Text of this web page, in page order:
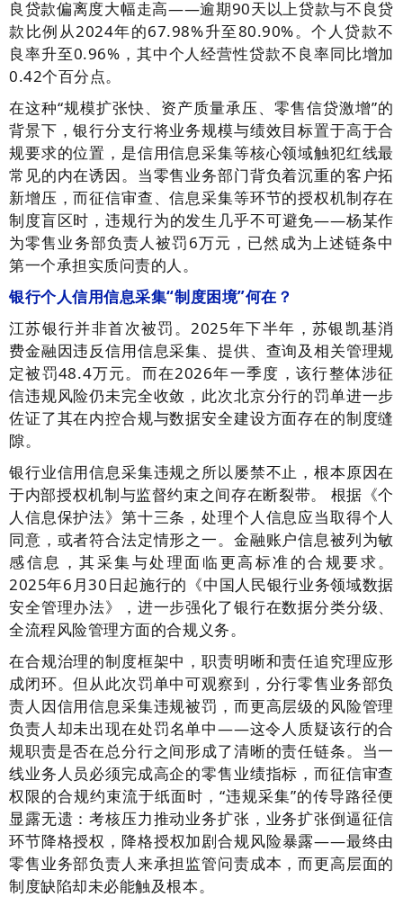
良贷款偏离度大幅走高——逾期90天以上贷款与不良贷
款比例从2024年的67.98%升至80.90%。个人贷款不
良率升至0.96%，其中个人经营性贷款不良率同比增加
0.42个百分点。
在这种“规模扩张快、资产质量承压、零售信贷激增”的
背景下，银行分支行将业务规模与绩效目标置于高于合
规要求的位置，是信用信息采集等核心领域触犯红线最
常见的内在诱因。当零售业务部门背负着沉重的客户拓
新增压，而征信审查、信息采集等环节的授权机制存在
制度盲区时，违规行为的发生几乎不可避免——杨某作
为零售业务部负责人被罚6万元，已然成为上述链条中
第一个承担实质问责的人。
银行个人信用信息采集“制度困境”何在？
江苏银行并非首次被罚。2025年下半年，苏银凯基消
费金融因违反信用信息采集、提供、查询及相关管理规
定被罚48.4万元。而在2026年一季度，该行整体涉征
信违规风险仍未完全收敛，此次北京分行的罚单进一步
佐证了其在内控合规与数据安全建设方面存在的制度缝
隙。
银行业信用信息采集违规之所以屡禁不止，根本原因在
于内部授权机制与监督约束之间存在断裂带。 根据《个
人信息保护法》第十三条，处理个人信息应当取得个人
同意，或者符合法定情形之一。金融账户信息被列为敏
感信息，其采集与处理面临更高标准的合规要求。
2025年6月30日起施行的《中国人民银行业务领域数据
安全管理办法》，进一步强化了银行在数据分类分级、
全流程风险管理方面的合规义务。
在合规治理的制度框架中，职责明晰和责任追究理应形
成闭环。但从此次罚单中可观察到，分行零售业务部负
责人因信用信息采集违规被罚，而更高层级的风险管理
负责人却未出现在处罚名单中——这令人质疑该行的合
规职责是否在总分行之间形成了清晰的责任链条。当一
线业务人员必须完成高企的零售业绩指标，而征信审查
权限的合规约束流于纸面时，“违规采集”的传导路径便
显露无遗：考核压力推动业务扩张，业务扩张倒逼征信
环节降格授权，降格授权加剧合规风险暴露——最终由
零售业务部负责人来承担监管问责成本，而更高层面的
制度缺陷却未必能触及根本。